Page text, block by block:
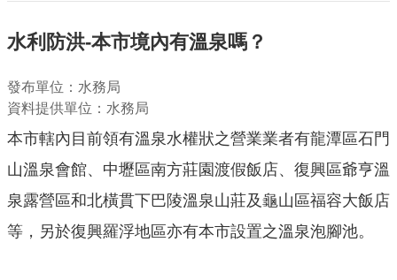
息
告
識
水
機
水利防洪-本市境內有溫泉嗎？
發布單位：水務局
資料提供單位：水務局
本市轄內目前領有溫泉水權狀之營業業者有龍潭區石門
山溫泉會館、中壢區南方莊園渡假飯店、復興區爺亨溫
泉露營區和北橫貫下巴陵溫泉山莊及龜山區福容大飯店
等，另於復興羅浮地區亦有本市設置之溫泉泡腳池。